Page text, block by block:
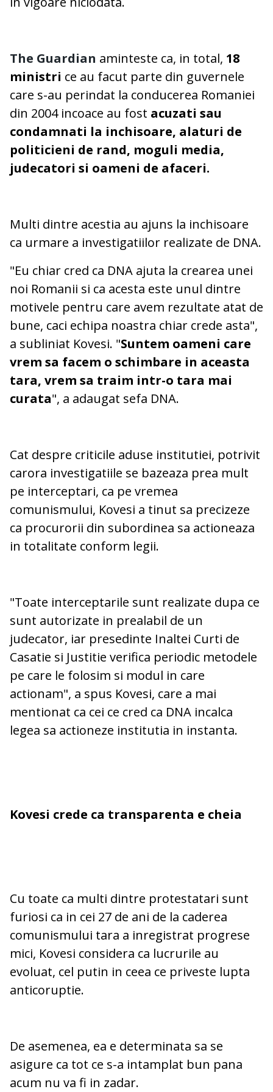
The Guardian aminteste ca, in total, 18
ministri ce au facut parte din guvernele
care s-au perindat la conducerea Romaniei
din 2004 incoace au fost acuzati sau
condamnati la inchisoare, alaturi de
politicieni de rand, moguli media,
judecatori si oameni de afaceri.
Multi dintre acestia au ajuns la inchisoare
ca urmare a investigatiilor realizate de DNA.
"Eu chiar cred ca DNA ajuta la crearea unei
noi Romanii si ca acesta este unul dintre
motivele pentru care avem rezultate atat de
bune, caci echipa noastra chiar crede asta",
a subliniat Kovesi. "Suntem oameni care
vrem sa facem o schimbare in aceasta
tara, vrem sa traim intr-o tara mai
curata", a adaugat sefa DNA.
Cat despre criticile aduse institutiei, potrivit
carora investigatiile se bazeaza prea mult
pe interceptari, ca pe vremea
comunismului, Kovesi a tinut sa precizeze
ca procurorii din subordinea sa actioneaza
in totalitate conform legii.
"Toate interceptarile sunt realizate dupa ce
sunt autorizate in prealabil de un
judecator, iar presedinte Inaltei Curti de
Casatie si Justitie verifica periodic metodele
pe care le folosim si modul in care
actionam", a spus Kovesi, care a mai
mentionat ca cei ce cred ca DNA incalca
legea sa actioneze institutia in instanta.
Kovesi crede ca transparenta e cheia
Cu toate ca multi dintre protestatari sunt
furiosi ca in cei 27 de ani de la caderea
comunismului tara a inregistrat progrese
mici, Kovesi considera ca lucrurile au
evoluat, cel putin in ceea ce priveste lupta
anticoruptie.
De asemenea, ea e determinata sa se
asigure ca tot ce s-a intamplat bun pana
acum nu va fi in zadar.